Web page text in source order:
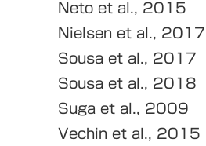
Neto et al., 2015
Nielsen et al., 2017
Sousa et al., 2017
Sousa et al., 2018
Suga et al., 2009
Vechin et al., 2015